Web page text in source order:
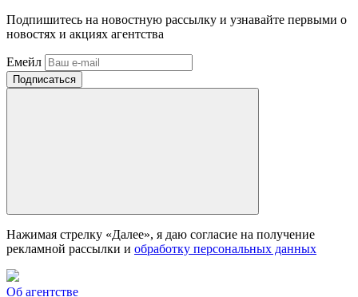
Подпишитесь на новостную рассылку и узнавайте первыми о
новостях и акциях агентства
Емейл
Нажимая стрелку «Далее», я даю согласие на получение
рекламной рассылки и обработку персональных данных
Об агентстве